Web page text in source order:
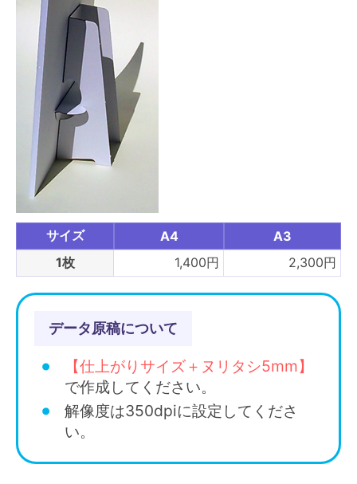
サイズ A4
A3
1枚
1,400円 2,300円
データ原稿について
【仕上がりサイズ＋ヌリタシ5mm】
で作成してください。
解像度は350dpiに設定してくださ
い。